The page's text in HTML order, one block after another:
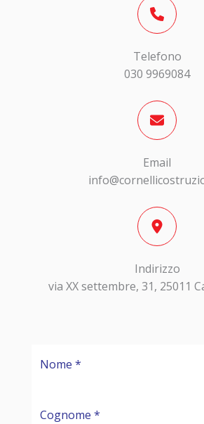
Telefono
030 9969084
Email
Indirizzo
via XX settembre, 31, 25011